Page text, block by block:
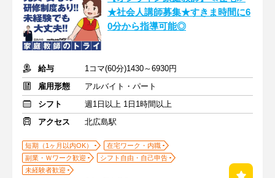
★社会人講師募集★すきま時間に6
0分から指導可能◎
給与
1コマ(60分)1430～6930円
雇用形態
アルバイト・パート
シフト
週1日以上 1日1時間以上
アクセス
北広島駅
短期（1ヶ月以内OK）
在宅ワーク・内職
副業・Ｗワーク歓迎
シフト自由・自己申告
未経験者歓迎